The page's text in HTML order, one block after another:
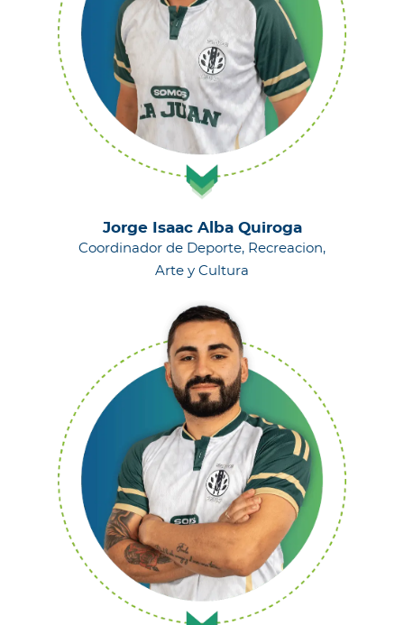
Jorge Isaac Alba Quiroga
Coordinador de Deporte, Recreacion,
Arte y Cultura